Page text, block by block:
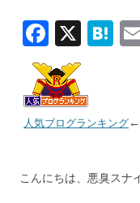
F
ac
e
b
o
k
X H
n
a
人気ブログランキング←
こんにちは、悪臭スナ